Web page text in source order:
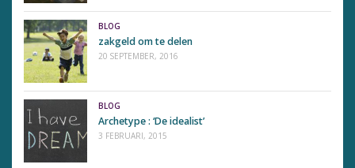
BLOG
zakgeld om te delen
20 SEPTEMBER, 2016
BLOG
Archetype : ‘De idealist’
3 FEBRUARI, 2015